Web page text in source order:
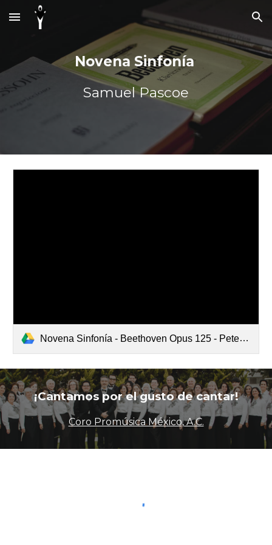
Skip to main content Skip to navigation
Novena Sinfonía
Samuel Pascoe
Novena Sinfonía - Beethoven Opus 125 - Peters (Ode To Joy, Samuel).pdf
¡Cantamos por el gusto de cantar!
Coro Promúsica México, A.C.